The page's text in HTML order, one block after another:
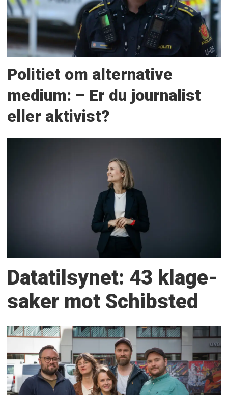
Politiet om alternative
medium: – Er du journalist
eller aktivist?
Datatilsynet: 43 klage­
saker mot Schibsted